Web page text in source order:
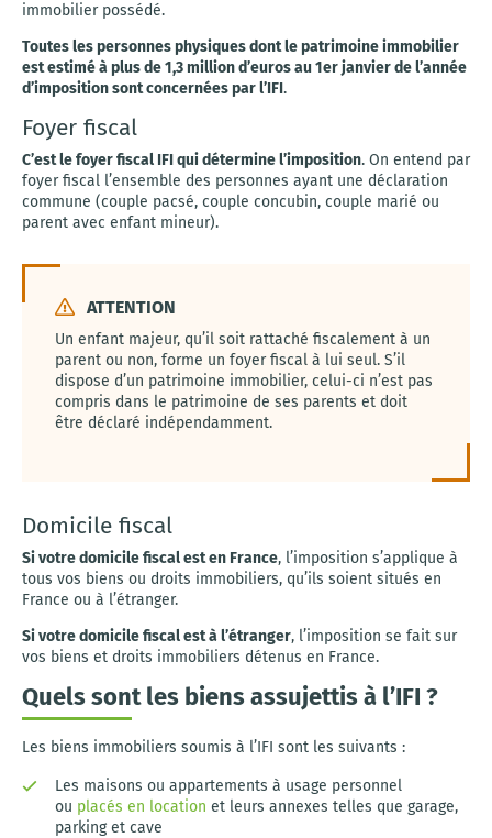
immobilier possédé.
Toutes les personnes physiques dont le patrimoine immobilier
est estimé à plus de 1,3 million d’euros au 1er janvier de l’année
d’imposition sont concernées par l’IFI.
Foyer fiscal
C’est le foyer fiscal IFI qui détermine l’imposition. On entend par
foyer fiscal l’ensemble des personnes ayant une déclaration
commune (couple pacsé, couple concubin, couple marié ou
parent avec enfant mineur).
ATTENTION
Un enfant majeur, qu’il soit rattaché fiscalement à un
parent ou non, forme un foyer fiscal à lui seul. S’il
dispose d’un patrimoine immobilier, celui-ci n’est pas
compris dans le patrimoine de ses parents et doit
être déclaré indépendamment.
Domicile fiscal
Si votre domicile fiscal est en France, l’imposition s’applique à
tous vos biens ou droits immobiliers, qu’ils soient situés en
France ou à l’étranger.
Si votre domicile fiscal est à l’étranger, l’imposition se fait sur
vos biens et droits immobiliers détenus en France.
Quels sont les biens assujettis à l’IFI ?
Les biens immobiliers soumis à l’IFI sont les suivants :
Les maisons ou appartements à usage personnel
ou placés en location et leurs annexes telles que garage,
parking et cave